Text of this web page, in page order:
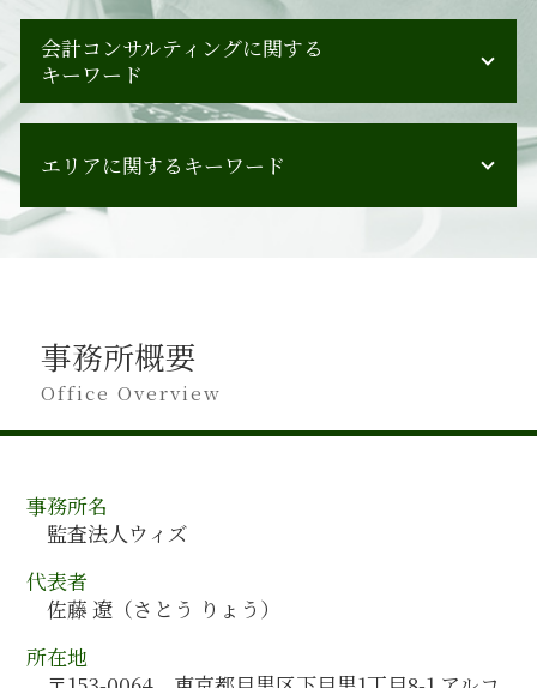
会計監査 監査法人
会計監査人 監査役 違い
会計監査 請負
会計監査 期間
会計監査 流れ
会計監査人とは 会社法
会計監査 提出書類
会計監査 基準
会計監査人 任期
会計監査 すること
会計監査 通らない
会計監査 会社法
会計監査 監査役
会計監査人設置会社 監査役
会計コンサルティングに関する
キーワード
人材育成 会社
事業承継 注意点
組織再編 コンサル
事業計画 考え方
人材育成 教育
組織再編 会社法
管理会計 目的
人材育成 うまくいかない
人材育成 課題
管理会計 とは
会計コンサルティング
人材育成 手法
エリアに関するキーワード
岩手県 会計監査
神奈川県 会計コンサルティング
栃木県 会計監査
埼玉県 会計コンサルティング
東京都 会計コンサルティング
埼玉県 会計監査
滋賀県 会計監査
事務所概要
Office Overview
事務所名
監査法人ウィズ
代表者
佐藤 遼（さとう りょう）
所在地